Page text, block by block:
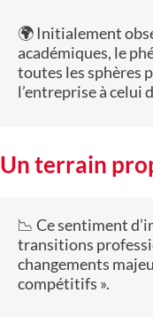
🌍 Initialement
académiques, le
toutes les sphères
l’entreprise à celui
Un terrain
📉 Ce sentiment
transitions
changements
compétitifs ».